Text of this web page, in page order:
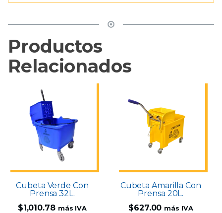
Productos
Relacionados
Cubeta Verde Con
Prensa 32L.
$1,010.78 más IVA
Cubeta Amarilla Con
Prensa 20L.
$627.00 más IVA